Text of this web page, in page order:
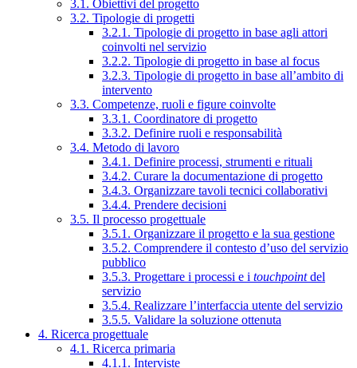
3.1. Obiettivi del progetto
3.2. Tipologie di progetti
3.2.1. Tipologie di progetto in base agli attori
coinvolti nel servizio
3.2.2. Tipologie di progetto in base al focus
3.2.3. Tipologie di progetto in base all’ambito di
intervento
3.3. Competenze, ruoli e figure coinvolte
3.3.1. Coordinatore di progetto
3.3.2. Definire ruoli e responsabilità
3.4. Metodo di lavoro
3.4.1. Definire processi, strumenti e rituali
3.4.2. Curare la documentazione di progetto
3.4.3. Organizzare tavoli tecnici collaborativi
3.4.4. Prendere decisioni
3.5. Il processo progettuale
3.5.1. Organizzare il progetto e la sua gestione
3.5.2. Comprendere il contesto d’uso del servizio
pubblico
3.5.3. Progettare i processi e i touchpointdel
servizio
3.5.4. Realizzare l’interfaccia utente del servizio
3.5.5. Validare la soluzione ottenuta
4. Ricerca progettuale
4.1. Ricerca primaria
4.1.1. Interviste